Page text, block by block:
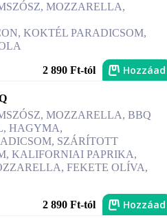
MOZZARELLA,
KOKTÉL PARADICSOM,
2 890 Ft-tól Hozzáad
MOZZARELLA, BBQ
HAGYMA,
SZÁRÍTOTT
KALIFORNIAI PAPRIKA,
FEKETE OLÍVA,
2 890 Ft-tól Hozzáad